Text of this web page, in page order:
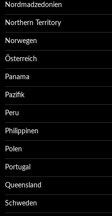
Nordmadzedonien
Northern Territory
Norwegen
Österreich
Panama
Pazifik
Peru
Philippinen
Polen
Portugal
Queensland
Schweden